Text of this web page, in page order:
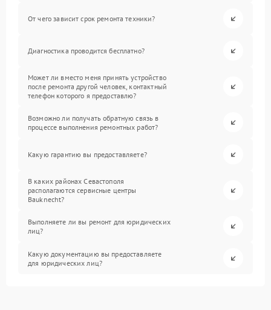
От чего зависит срок ремонта техники?
Диагностика проводится бесплатно?
Может ли вместо меня принять устройство
после ремонта другой человек, контактный
телефон которого я предоставлю?
Возможно ли получать обратную связь в
процессе выполнения ремонтных работ?
Какую гарантию вы предоставляете?
В каких районах Севастополя
располагаются сервисные центры
Bauknecht?
Выполняете ли вы ремонт для юридических
лиц?
Какую документацию вы предоставляете
для юридических лиц?